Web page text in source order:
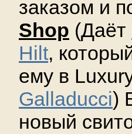
заказом и
Shop (Даёт
Hilt,
ему в
Galladucci)
новый